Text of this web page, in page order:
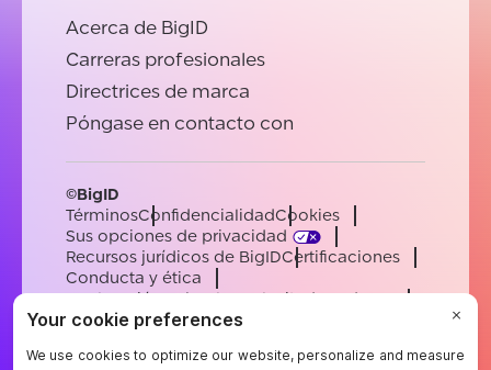
Acerca de BigID
Carreras profesionales
Directrices de marca
Póngase en contacto con
©BigID
TérminosConfidencialidadCookies
Sus opciones de privacidad
Recursos jurídicos de BigIDCertificaciones
Conducta y ética
Declaración sobre la esclavitud moderna
SubprocesadoresAyuda
EnglishGermanFrenchSpanishPortuguese